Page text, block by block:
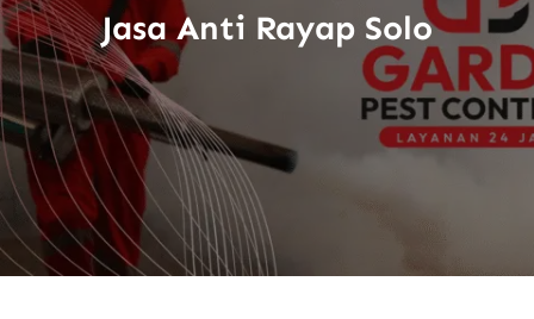
Jasa Anti Rayap Solo